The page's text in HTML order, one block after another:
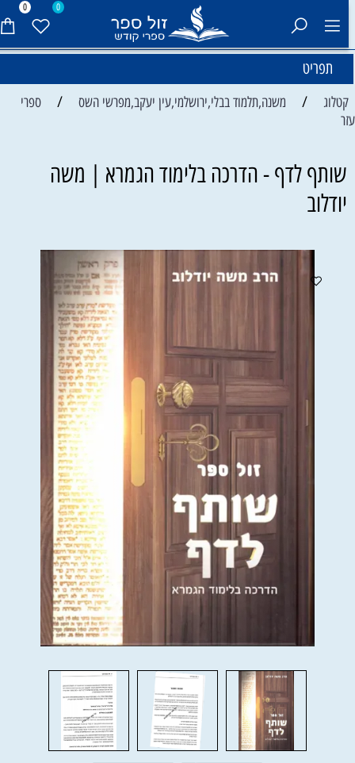
0 0
תפריט
קטלוג / משנה,תלמוד בבלי,ירושלמי,עין יעקב,מפרשי השס /
ספרי
שותף לדף - הדרכה בלימוד הגמרא | משה
יודלוב